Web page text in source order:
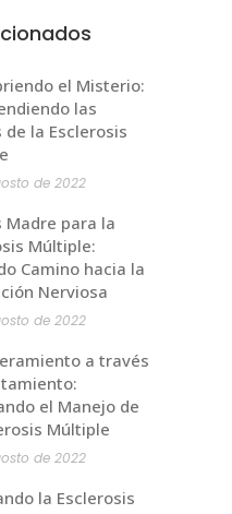
el Misterio:
las
de la Esclerosis
de 2022
Madre para la
Múltiple:
Camino hacia la
Nerviosa
de 2022
a través
el Manejo de
Múltiple
de 2022
la Esclerosis